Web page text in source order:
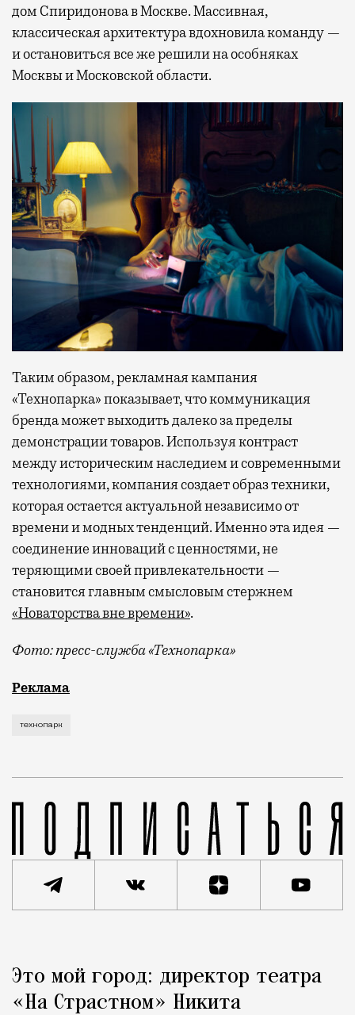
дом Спиридонова в Москве. Массивная,
классическая архитектура вдохновила команду —
и остановиться все же решили на особняках
Москвы и Московской области.
Таким образом, рекламная кампания
«Технопарка» показывает, что коммуникация
бренда может выходить далеко за пределы
демонстрации товаров. Используя контраст
между историческим наследием и современными
технологиями, компания создает образ техники,
которая остается актуальной независимо от
времени и модных тенденций. Именно эта идея —
соединение инноваций с ценностями, не
теряющими своей привлекательности —
становится главным смысловым стержнем
«Новаторства вне времени».
Фото: пресс-служба «Технопарка»
Рекламные кампании техники редко выходят за
Реклама
технопарк
Город
Это мой город: директор театра
«На Страстном» Никита